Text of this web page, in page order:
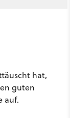
hat,
guten
auf.